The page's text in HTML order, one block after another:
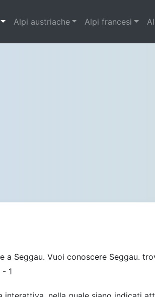
Alpi austriache Alpi francesi
a Seggau. Vuoi conoscere Seggau.
- 1